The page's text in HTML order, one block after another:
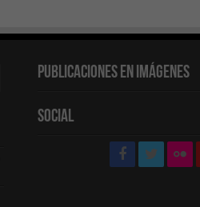
Publicaciones en Imágenes
Social